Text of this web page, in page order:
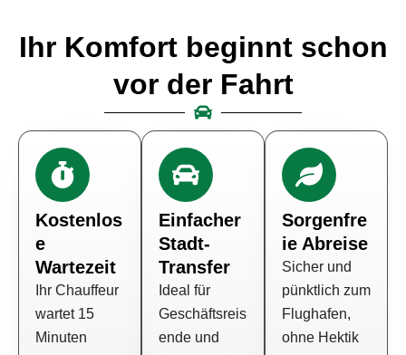
Ihr Komfort beginnt schon
vor der Fahrt
Kostenlos
e
Wartezeit
Ihr Chauffeur
wartet 15
Minuten
Einfacher
Stadt-
Transfer
Ideal für
Geschäftsreis
ende und
Sorgenfre
ie Abreise
Sicher und
pünktlich zum
Flughafen,
ohne Hektik